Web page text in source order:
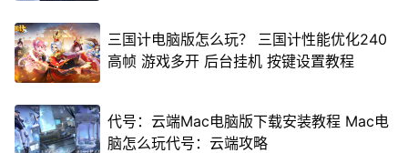
三国计电脑版怎么玩？ 三国计性能优化240
高帧 游戏多开 后台挂机 按键设置教程
代号：云端Mac电脑版下载安装教程 Mac电
脑怎么玩代号：云端攻略